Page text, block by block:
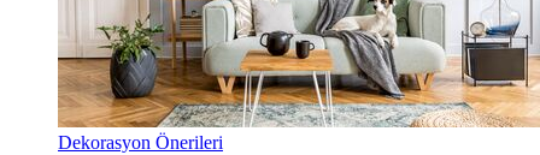
Dekorasyon Önerileri